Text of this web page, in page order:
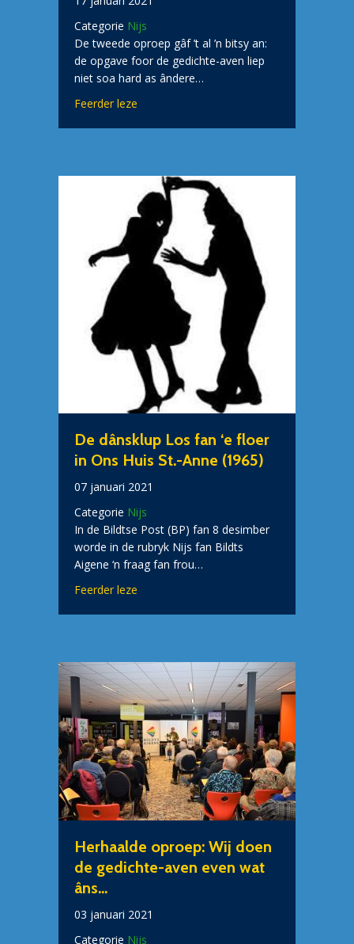
Categorie Nijs
De tweede oproep gâf ’t al ’n bitsy an:
de opgave foor de gedichte-aven liep
niet soa hard as ândere…
Feerder leze
De dânsklup Los fan ‘e floer
in Ons Huis St.-Anne (1965)
07 januari 2021
Categorie Nijs
In de Bildtse Post (BP) fan 8 desimber
worde in de rubryk Nijs fan Bildts
Aigene ‘n fraag fan frou…
Feerder leze
Herhaalde oproep: Wij doen
de gedichte-aven even wat
âns…
03 januari 2021
Categorie Nijs